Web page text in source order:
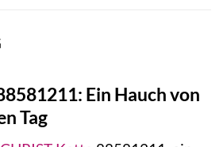
Ein Hauch von
Tag